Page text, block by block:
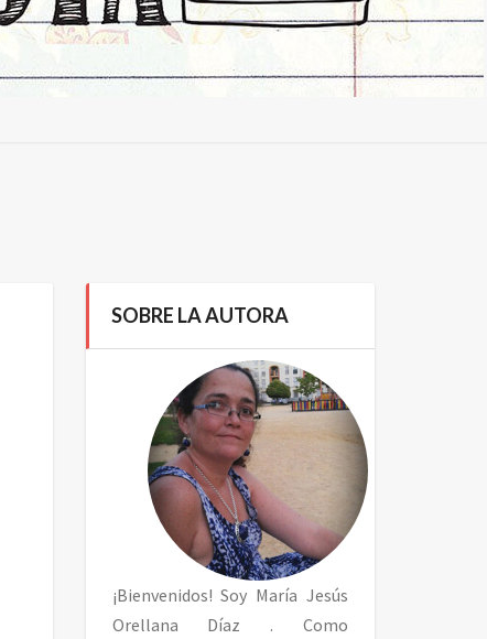
SOBRE LA AUTORA
¡Bienvenidos! Soy María Jesús
Orellana Díaz . Como